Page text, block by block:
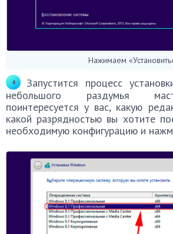
Нажимаем
Запустится процесс
небольшого раздумья
поинтересуется у вас, какую
какой разрядностью вы хотите
необходимую конфигурацию и